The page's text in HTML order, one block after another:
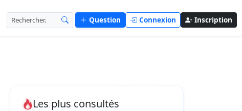
Question Connexion Inscription
Les plus consultés